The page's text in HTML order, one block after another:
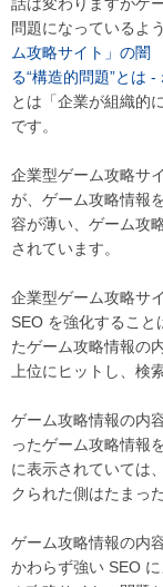
問題になっているよ
ム攻略サイト」の闇
る“構造的問題”とは -
とは「企業が組織的
です。
企業型ゲーム攻略サ
が、ゲーム攻略情報
容が薄い、ゲーム攻
されています。
企業型ゲーム攻略サ
SEO を強化するこ
たゲーム攻略情報の
上位にヒットし、検
ゲーム攻略情報の内
ったゲーム攻略情報
に表示されていては
クられた側はたまっ
ゲーム攻略情報の内
かわらず強い SEO